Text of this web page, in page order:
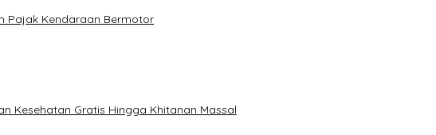
Pajak Kendaraan Bermotor
Kesehatan Gratis Hingga Khitanan Massal